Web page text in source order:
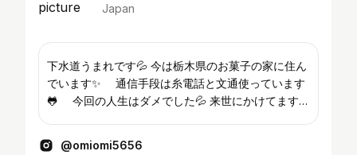
Japan
下水道うまれです💦 今は栃木県のお菓子の家に住ん
でいます✨ 通信手段は糸電話と文通使っています
🐸 今回の人生はダメでした💦 来世にかけてます！
@omiomi5656